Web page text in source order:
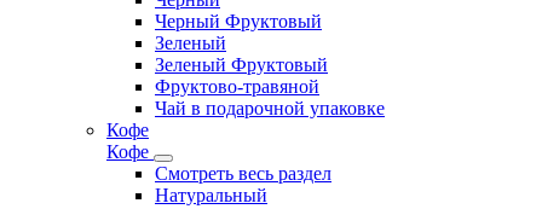
Черный Фруктовый
Зеленый
Зеленый Фруктовый
Фруктово-травяной
Чай в подарочной упаковке
Кофе
Кофе
Смотреть весь раздел
Натуральный